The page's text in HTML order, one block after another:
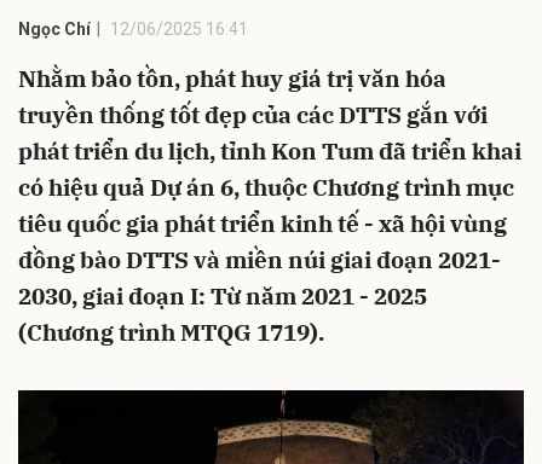
Ngọc Chí 12/06/2025 16:41
Nhằm bảo tồn, phát huy giá trị văn hóa
truyền thống tốt đẹp của các DTTS gắn với
phát triển du lịch, tỉnh Kon Tum đã triển khai
có hiệu quả Dự án 6, thuộc Chương trình mục
tiêu quốc gia phát triển kinh tế - xã hội vùng
đồng bào DTTS và miền núi giai đoạn 2021-
2030, giai đoạn I: Từ năm 2021 - 2025
(Chương trình MTQG 1719).